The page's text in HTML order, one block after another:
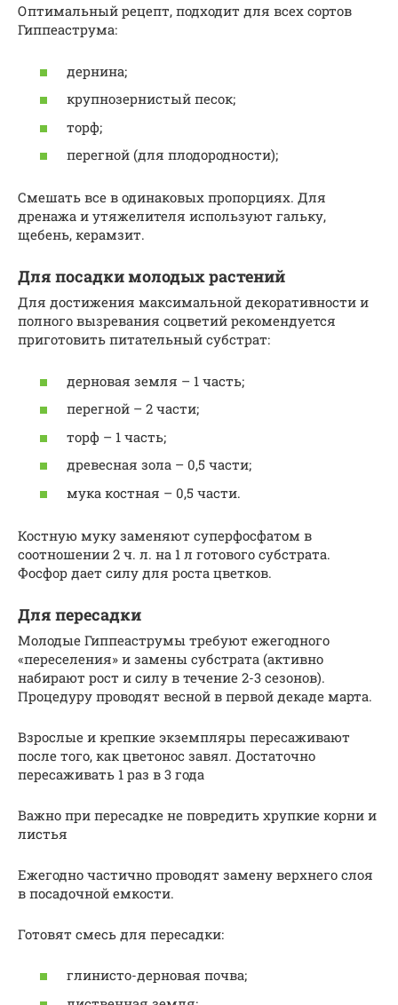
Оптимальный рецепт, подходит для всех сортов
Гиппеаструма:
дернина;
крупнозернистый песок;
торф;
перегной (для плодородности);
Смешать все в одинаковых пропорциях. Для
дренажа и утяжелителя используют гальку,
щебень, керамзит.
Для посадки молодых растений
Для достижения максимальной декоративности и
полного вызревания соцветий рекомендуется
приготовить питательный субстрат:
дерновая земля – 1 часть;
перегной – 2 части;
торф – 1 часть;
древесная зола – 0,5 части;
мука костная – 0,5 части.
Костную муку заменяют суперфосфатом в
соотношении 2 ч. л. на 1 л готового субстрата.
Фосфор дает силу для роста цветков.
Для пересадки
Молодые Гиппеаструмы требуют ежегодного
«переселения» и замены субстрата (активно
набирают рост и силу в течение 2-3 сезонов).
Процедуру проводят весной в первой декаде марта.
Взрослые и крепкие экземпляры пересаживают
после того, как цветонос завял. Достаточно
пересаживать 1 раз в 3 года
Важно при пересадке не повредить хрупкие корни и
листья
Ежегодно частично проводят замену верхнего слоя
в посадочной емкости.
Готовят смесь для пересадки:
глинисто-дерновая почва;